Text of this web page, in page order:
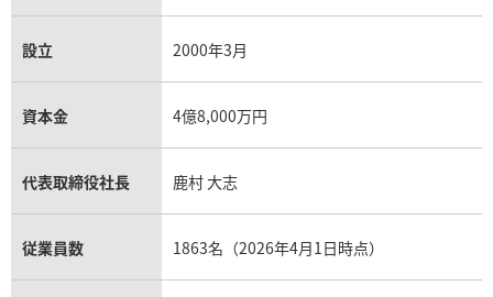
設立 2000年3月
資本金 4億8,000万円
代表取締役社長 鹿村 大志
従業員数 1863名（2026年4月1日時点）